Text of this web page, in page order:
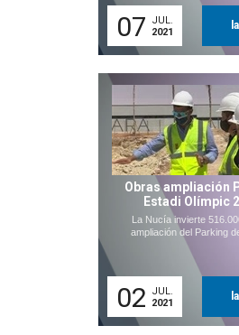
07
JUL.
2021
Obras ampliación
Estadi Olímpic
La Nucía invierte
ampliación del Parking
02
JUL.
2021